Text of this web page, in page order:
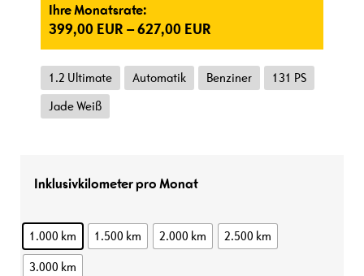
Ihre Monatsrate:
399,00 EUR –627,00 EUR
1.2 Ultimate Automatik Benziner
131 PS
Jade Weiß
Inklusivkilometer pro Monat
1.000 km 1.500 km 2.000 km
2.500 km
3.000 km